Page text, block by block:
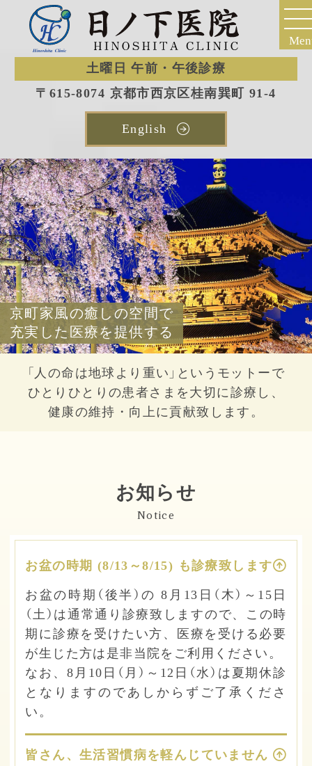
土曜日 午前・午後診療
〒615-8074 京都市西京区桂南巽町 91-4
English
京町家風の癒しの空間で
充実した医療を提供する
「人の命は地球より重い」というモットーで
ひとりひとりの患者さまを大切に診療し、
健康の維持・向上に貢献致します。
お知らせ
Notice
お盆の時期 (8/13～8/15) も診療致します
お盆の時期（後半）の 8月13日（木）～15日
（土）は通常通り診療致しますので、この時
期に診療を受けたい方、医療を受ける必要
が生じた方は是非当院をご利用ください。
なお、8月10日（月）～12日（水）は夏期休診
となりますのであしからずご了承くださ
い。
皆さん、生活習慣病を軽んじていません